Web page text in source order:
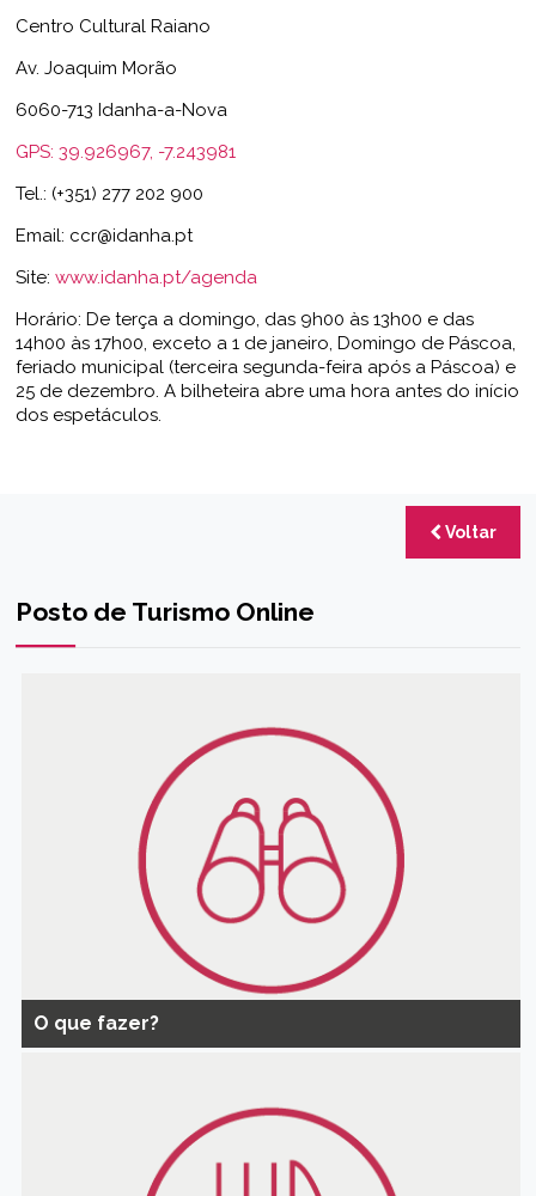
Centro Cultural Raiano
Av. Joaquim Morão
6060-713 Idanha-a-Nova
GPS: 39.926967, -7.243981
Tel.: (+351) 277 202 900
Email: ccr@idanha.pt
Site:www.idanha.pt/agenda
Horário: De terça a domingo, das 9h00 às 13h00 e das
14h00 às 17h00, exceto a 1 de janeiro, Domingo de Páscoa,
feriado municipal (terceira segunda-feira após a Páscoa) e
25 de dezembro. A bilheteira abre uma hora antes do início
dos espetáculos.
Voltar
Posto de Turismo Online
O que fazer?